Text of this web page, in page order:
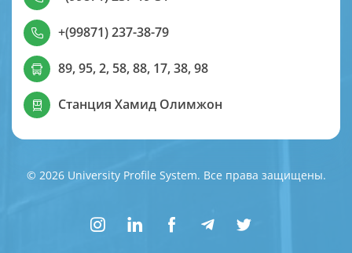
+(99871) 237-38-79
89, 95, 2, 58, 88, 17, 38, 98
Станция Хамид Олимжон
© 2026 University Profile System. Все права защищены.